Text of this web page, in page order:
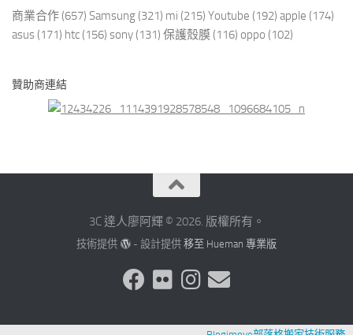
商業合作 (657) Samsung (321) mi (215) Youtube (192) apple (174)
asus (171) htc (156) sony (131) 保護殼膜 (116) oppo (102)
贊助商連結
3C 達人廖阿輝 © 2026. 版權所有。
技術提供 - 設計提供 移至 Hueman 專業版